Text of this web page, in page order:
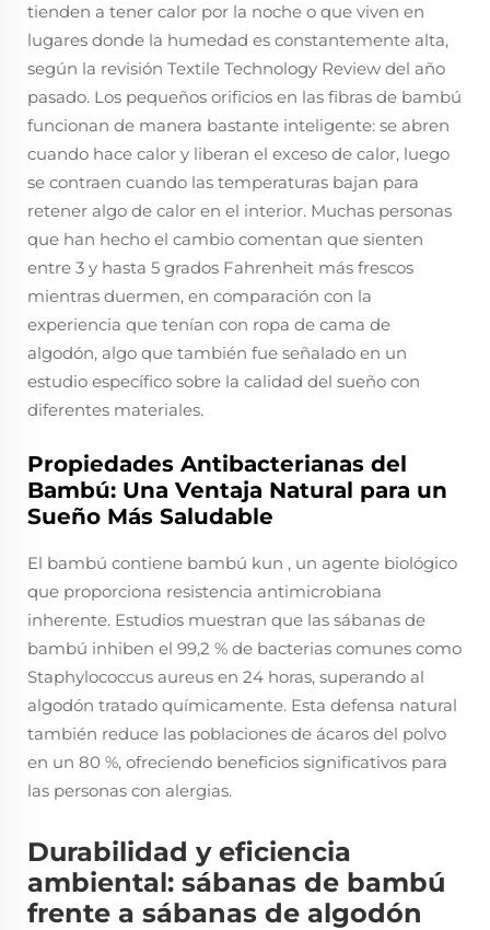
tienden a tener calor por la noche o que viven en
lugares donde la humedad es constantemente alta,
según la revisión Textile Technology Review del año
pasado. Los pequeños orificios en las fibras de bambú
funcionan de manera bastante inteligente: se abren
cuando hace calor y liberan el exceso de calor, luego
se contraen cuando las temperaturas bajan para
retener algo de calor en el interior. Muchas personas
que han hecho el cambio comentan que sienten
entre 3 y hasta 5 grados Fahrenheit más frescos
mientras duermen, en comparación con la
experiencia que tenían con ropa de cama de
algodón, algo que también fue señalado en un
estudio específico sobre la calidad del sueño con
diferentes materiales.
Propiedades Antibacterianas del
Bambú: Una Ventaja Natural para un
Sueño Más Saludable
El bambú contiene bambú kun , un agente biológico
que proporciona resistencia antimicrobiana
inherente. Estudios muestran que las sábanas de
bambú inhiben el 99,2 % de bacterias comunes como
Staphylococcus aureus en 24 horas, superando al
algodón tratado químicamente. Esta defensa natural
también reduce las poblaciones de ácaros del polvo
en un 80 %, ofreciendo beneficios significativos para
las personas con alergias.
Durabilidad y eficiencia
ambiental: sábanas de bambú
frente a sábanas de algodón